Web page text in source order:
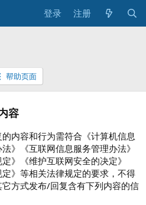
登录 注册
帮助页面
容
内容和行为需符合《计算机信息
》《互联网信息服务管理办法》
》《维护互联网安全的决定》
定》等相关法律规定的要求，不得
方式发布/回复含有下列内容的信